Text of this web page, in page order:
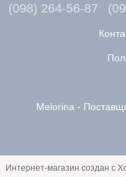
(098) 264-56-87
Melorina -
Интернет-магазин создан с